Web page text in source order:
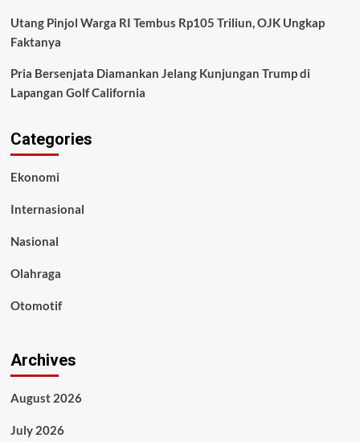
Utang Pinjol Warga RI Tembus Rp105 Triliun, OJK Ungkap
Faktanya
Pria Bersenjata Diamankan Jelang Kunjungan Trump di
Lapangan Golf California
Categories
Ekonomi
Internasional
Nasional
Olahraga
Otomotif
Archives
August 2026
July 2026